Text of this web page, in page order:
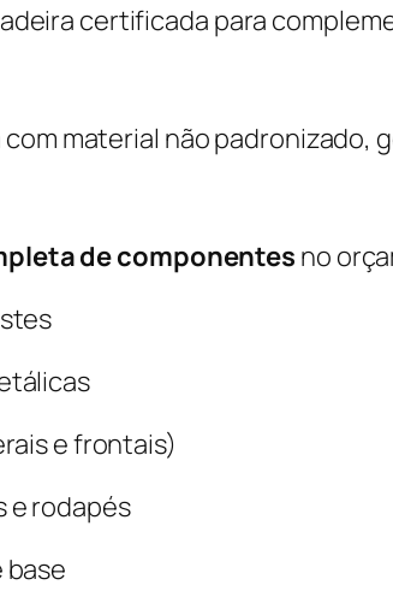
certificada para
material não padronizado,
de componentesno
e frontais)
e rodapés
base